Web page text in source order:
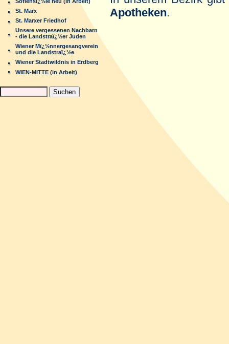
St. Marx
St. Marxer Friedhof
Unsere vergessenen Nachbarn
- die Landstraï¿½er Juden
Wiener Mï¿½nnergesangverein
und die Landstraï¿½e
Wiener Stadtwildnis in Erdberg
WIEN-MITTE (in Arbeit)
Apotheken.